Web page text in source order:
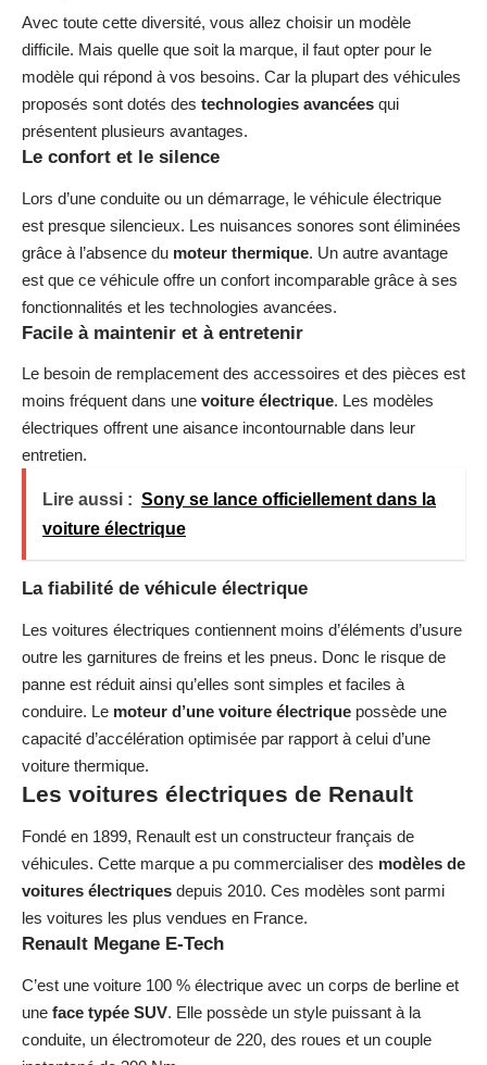
Avec toute cette diversité, vous allez choisir un modèle
difficile. Mais quelle que soit la marque, il faut opter pour le
modèle qui répond à vos besoins. Car la plupart des véhicules
proposés sont dotés des technologies avancées qui
présentent plusieurs avantages.
Le confort et le silence
Lors d’une conduite ou un démarrage, le véhicule électrique
est presque silencieux. Les nuisances sonores sont éliminées
grâce à l’absence du moteur thermique. Un autre avantage
est que ce véhicule offre un confort incomparable grâce à ses
fonctionnalités et les technologies avancées.
Facile à maintenir et à entretenir
Le besoin de remplacement des accessoires et des pièces est
moins fréquent dans une voiture électrique. Les modèles
électriques offrent une aisance incontournable dans leur
entretien.
Lire aussi : Sony se lance officiellement dans la
voiture électrique
La fiabilité de véhicule électrique
Les voitures électriques contiennent moins d’éléments d’usure
outre les garnitures de freins et les pneus. Donc le risque de
panne est réduit ainsi qu’elles sont simples et faciles à
conduire. Le moteur d’une voiture électrique possède une
capacité d’accélération optimisée par rapport à celui d’une
voiture thermique.
Les voitures électriques de Renault
Fondé en 1899, Renault est un constructeur français de
véhicules. Cette marque a pu commercialiser des modèles de
voitures électriques depuis 2010. Ces modèles sont parmi
les voitures les plus vendues en France.
Renault Megane E-Tech
C’est une voiture 100 % électrique avec un corps de berline et
une face typée SUV. Elle possède un style puissant à la
conduite, un électromoteur de 220, des roues et un couple